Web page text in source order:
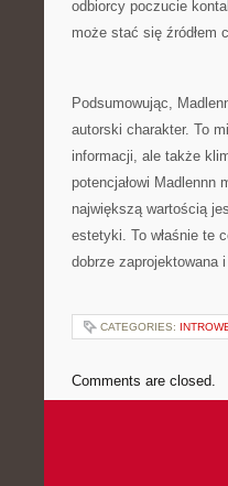
odbiorcy poczucie
może stać się źródłem
Podsumowując,
autorski charakter. To
informacji, ale także
potencjałowi Madlennn
największą wartością
estetyki. To właśnie te
dobrze zaprojektowana
CATEGORIES:
Comments are closed.